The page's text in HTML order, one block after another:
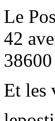
Le
42
Et les